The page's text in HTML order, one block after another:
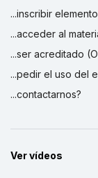
...inscribir
...acceder al
...ser acreditado
...pedir el uso del
...contactarnos?
Ver vídeos